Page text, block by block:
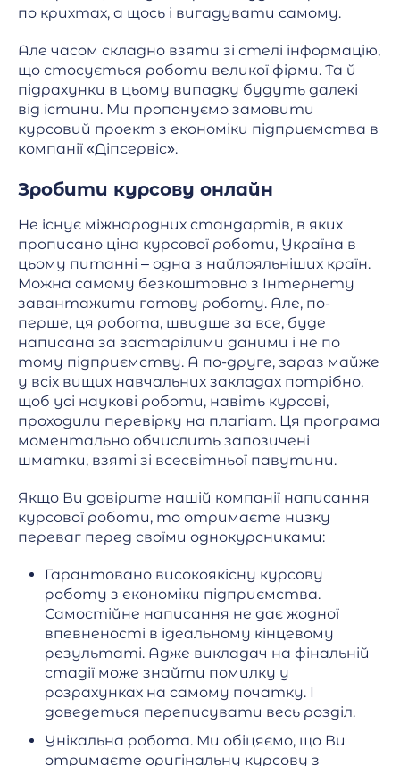
по крихтах, а щось і вигадувати самому.
Але часом складно взяти зі стелі інформацію,
що стосується роботи великої фірми. Та й
підрахунки в цьому випадку будуть далекі
від істини. Ми пропонуємо замовити
курсовий проект з економіки підприємства в
компанії «Діпсервіс».
Зробити курсову онлайн
Не існує міжнародних стандартів, в яких
прописано ціна курсової роботи, Україна в
цьому питанні – одна з найлояльніших країн.
Можна самому безкоштовно з Інтернету
завантажити готову роботу. Але, по-
перше, ця робота, швидше за все, буде
написана за застарілими даними і не по
тому підприємству. А по-друге, зараз майже
у всіх вищих навчальних закладах потрібно,
щоб усі наукові роботи, навіть курсові,
проходили перевірку на плагіат. Ця програма
моментально обчислить запозичені
шматки, взяті зі всесвітньої павутини.
Якщо Ви довірите нашій компанії написання
курсової роботи, то отримаєте низку
переваг перед своїми однокурсниками:
Гарантовано високоякісну курсову
роботу з економіки підприємства.
Самостійне написання не дає жодної
впевненості в ідеальному кінцевому
результаті. Адже викладач на фінальній
стадії може знайти помилку у
розрахунках на самому початку. І
доведеться переписувати весь розділ.
Унікальна робота. Ми обіцяємо, що Ви
отримаєте оригінальну курсову з